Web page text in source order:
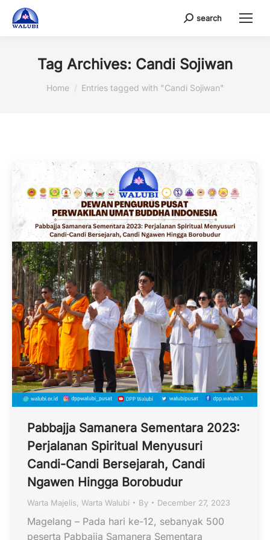
Search:
search
Tag Archives: Candi Sojiwan
You are here:
Home Entries tagged with "Candi Sojiwan"
Pabbajja Samanera Sementara 2023:
Perjalanan Spiritual Menyusuri
Candi-Candi Bersejarah, Candi
Ngawen Hingga Borobudur
Warta Majelis Warta Walubi By December 27, 2023
Magelang – Pada hari ke-12, sebanyak 500
peserta Pabbajja Samanera Sementara